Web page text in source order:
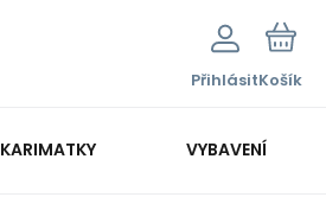
PřihlásitKošík
KARIMATKY VYBAVENÍ